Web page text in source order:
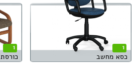
1
כסא מחשב
1
כורסת